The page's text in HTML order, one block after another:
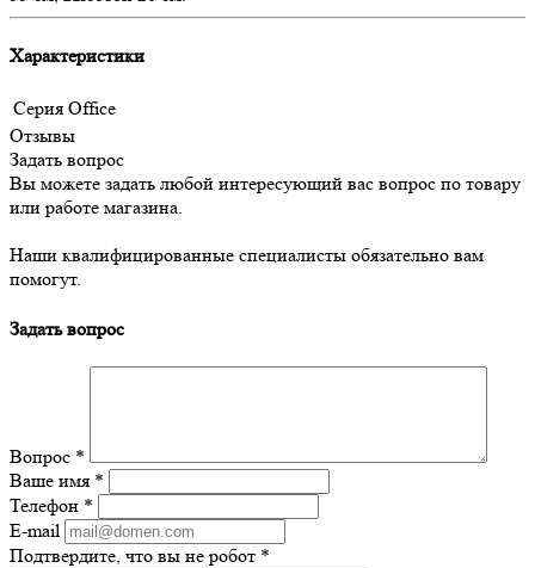
Характеристики
Серия Office
Отзывы
Задать вопрос
Вы можете задать любой интересующий вас вопрос по товару
или работе магазина.
Наши квалифицированные специалисты обязательно вам
помогут.
Задать вопрос
Вопрос *
Ваше имя *
Телефон *
E-mail
Подтвердите, что вы не робот *